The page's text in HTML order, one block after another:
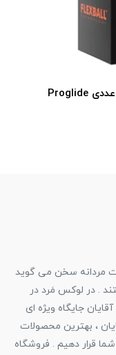
پَک کادویی ژیلت Proglide + تیغ یدک 4 عددی Proglide
مردانه سخن می گوید
. در لوکس مَرد در
جایگاه ویژه ای
، بهترین محصولات
قرار دهیم . فروشگاه